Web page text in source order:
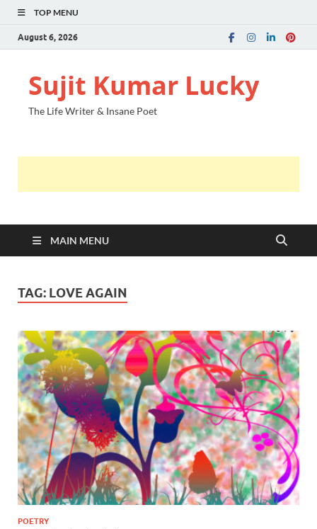
TOP MENU
August 6, 2026
Sujit Kumar Lucky
The Life Writer & Insane Poet
MAIN MENU
TAG: LOVE AGAIN
POETRY